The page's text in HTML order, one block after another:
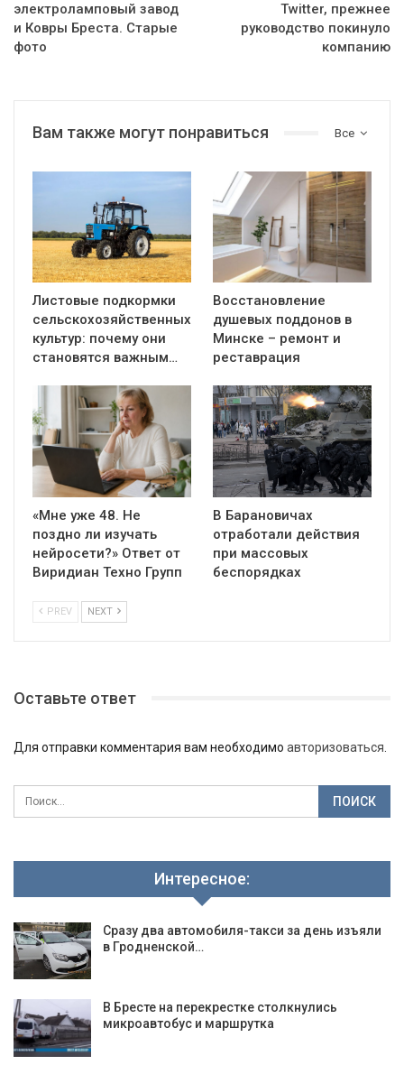
электроламповый завод
и Ковры Бреста. Старые
фото
Twitter, прежнее
руководство покинуло
компанию
Все
Вам также могут понравиться
Листовые подкормки
сельскохозяйственных
культур: почему они
становятся важным…
Восстановление
душевых поддонов в
Минске – ремонт и
реставрация
«Мне уже 48. Не
поздно ли изучать
нейросети?» Ответ от
Виридиан Техно Групп
В Барановичах
отработали действия
при массовых
беспорядках
PREV NEXT
Оставьте ответ
Для отправки комментария вам необходимо авторизоваться
Интересное:
Сразу два автомобиля-такси за день изъяли
в Гродненской…
В Бресте на перекрестке столкнулись
микроавтобус и маршрутка